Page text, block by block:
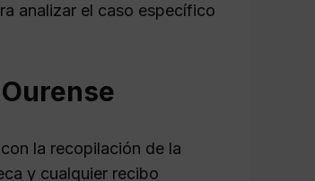
analizar el caso específico
la recopilación de la
y cualquier recibo